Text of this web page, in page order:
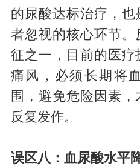
的尿酸达标治疗，
者忽视的核心环节
征之一，目前的医
痛风，必须长期将
围，避免危险因素
反复发作。
误区八：血尿酸水平